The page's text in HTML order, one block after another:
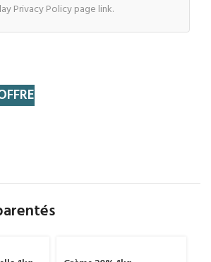
Privacy Policy page link.